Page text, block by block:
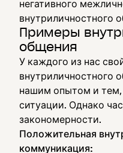
негативного
внутриличностного
Примеры
общения
У каждого из нас
внутриличностного
нашим опытом и
ситуации. Однако
закономерности.
Положительная
коммуникация: